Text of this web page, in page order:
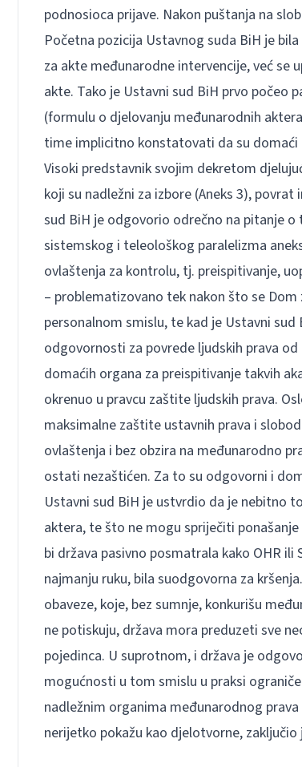
podnosioca prijave. Nakon puštanja na
Početna pozicija Ustavnog suda BiH je
za akte međunarodne intervencije, već se
akte. Tako je Ustavni sud BiH prvo počeo
(formulu o djelovanju međunarodnih
time implicitno konstatovati da su domaći
Visoki predstavnik svojim dekretom
koji su nadležni za izbore (Aneks 3),
sud BiH je odgovorio odrečno na pitanje
sistemskog i teleološkog paralelizma
ovlaštenja za kontrolu, tj. preispitivanje,
– problematizovano tek nakon što se
personalnom smislu, te kad je Ustavni
odgovornosti za povrede ljudskih prava
domaćih organa za preispitivanje takvih
okrenuo u pravcu zaštite ljudskih prava.
maksimalne zaštite ustavnih prava i
ovlaštenja i bez obzira na međunarodno
ostati nezaštićen. Za to su odgovorni i
Ustavni sud BiH je ustvrdio da je nebitno
aktera, te što ne mogu spriječiti
bi država pasivno posmatrala kako OHR ili
najmanju ruku, bila suodgovorna za
obaveze, koje, bez sumnje, konkurišu
ne potiskuju, država mora preduzeti sve
pojedinca. U suprotnom, i država je
mogućnosti u tom smislu u praksi
nadležnim organima međunarodnog
nerijetko pokažu kao djelotvorne, zaključio